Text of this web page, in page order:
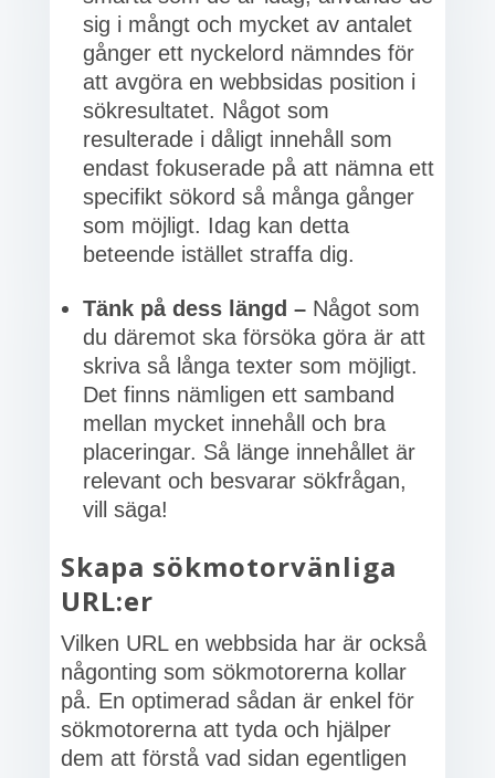
sig i mångt och mycket av antalet
gånger ett nyckelord nämndes för
att avgöra en webbsidas position i
sökresultatet. Något som
resulterade i dåligt innehåll som
endast fokuserade på att nämna ett
specifikt sökord så många gånger
som möjligt. Idag kan detta
beteende istället straffa dig.
Tänk på dess längd – Något som
du däremot ska försöka göra är att
skriva så långa texter som möjligt.
Det finns nämligen ett samband
mellan mycket innehåll och bra
placeringar. Så länge innehållet är
relevant och besvarar sökfrågan,
vill säga!
Skapa sökmotorvänliga
URL:er
Vilken URL en webbsida har är också
någonting som sökmotorerna kollar
på. En optimerad sådan är enkel för
sökmotorerna att tyda och hjälper
dem att förstå vad sidan egentligen